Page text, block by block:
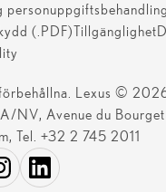
(.PDF)Tillgänglighet
Lexus ©
NV, Avenue du
Tel. +32 2 745 2011